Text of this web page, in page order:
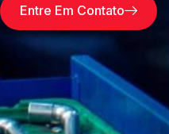
Entre Em Contato